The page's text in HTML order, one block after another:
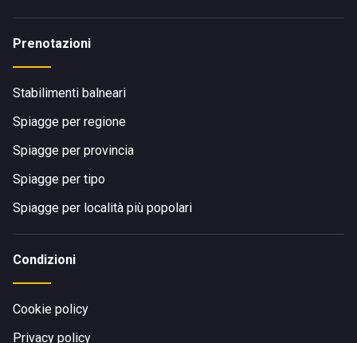
Prenotazioni
Stabilimenti balneari
Spiagge per regione
Spiagge per provincia
Spiagge per tipo
Spiagge per località più popolari
Condizioni
Cookie policy
Privacy policy